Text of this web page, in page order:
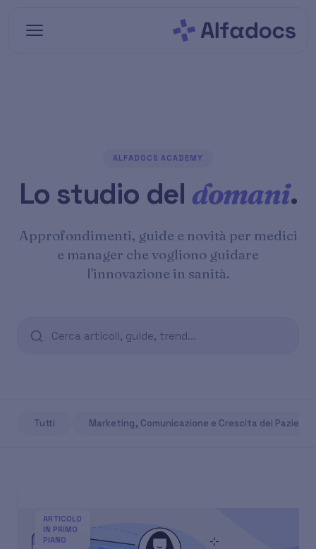
ALFADOCS ACADEMY
Lo studio del domani.
Approfondimenti, guide e novità per medici
e manager che vogliono guidare
l'innovazione in sanità.
Tutti Marketing, Comunicazione e Crescita dei Pazienti
ARTICOLO
IN PRIMO
PIANO